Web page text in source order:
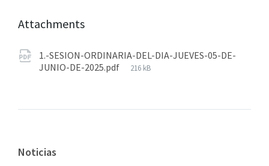
Attachments
1.-SESION-ORDINARIA-DEL-DIA-JUEVES-05-DE-
JUNIO-DE-2025.pdf
216 kB
Noticias